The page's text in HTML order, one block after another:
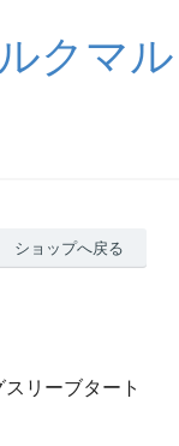
クマル
ショップへ戻る
リーブタート